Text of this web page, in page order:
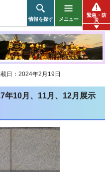
情報を探す メニュー
緊急・防
災
日：2024年2月19日
年10月、11月、12月展示